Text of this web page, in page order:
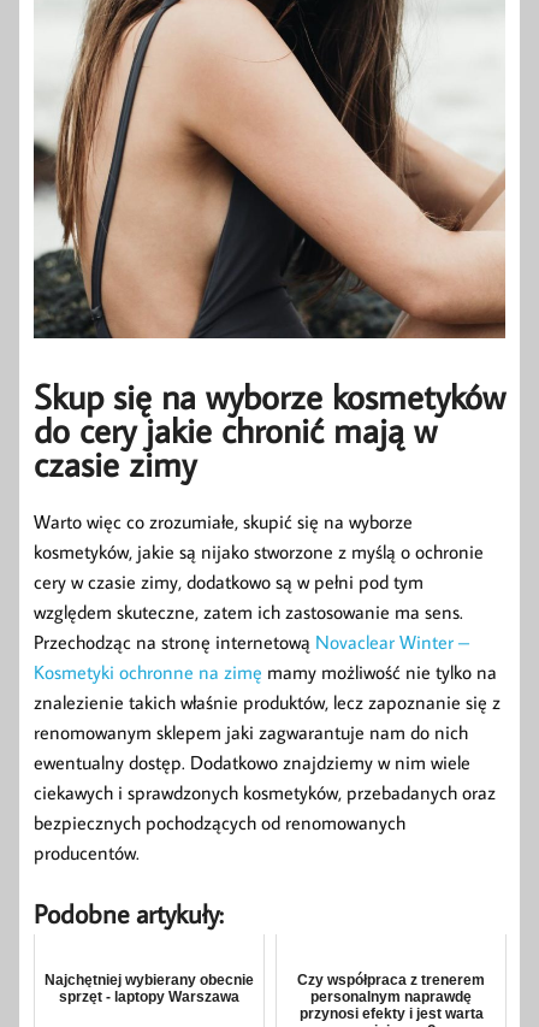
Skup się na wyborze kosmetyków
do cery jakie chronić mają w
czasie zimy
Warto więc co zrozumiałe, skupić się na wyborze
kosmetyków, jakie są nijako stworzone z myślą o ochronie
cery w czasie zimy, dodatkowo są w pełni pod tym
względem skuteczne, zatem ich zastosowanie ma sens.
Przechodząc na stronę internetową Novaclear Winter –
Kosmetyki ochronne na zimę mamy możliwość nie tylko na
znalezienie takich właśnie produktów, lecz zapoznanie się z
renomowanym sklepem jaki zagwarantuje nam do nich
ewentualny dostęp. Dodatkowo znajdziemy w nim wiele
ciekawych i sprawdzonych kosmetyków, przebadanych oraz
bezpiecznych pochodzących od renomowanych
producentów.
Podobne artykuły:
Najchętniej wybierany obecnie
sprzęt - laptopy Warszawa
Czy współpraca z trenerem
personalnym naprawdę
przynosi efekty i jest warta